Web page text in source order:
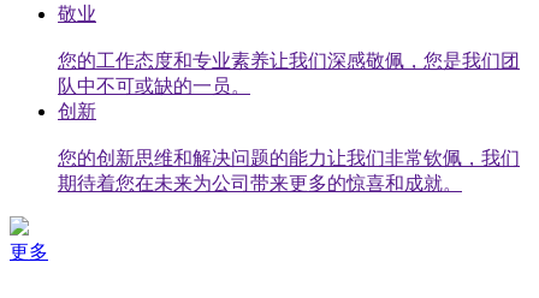
敬业
您的工作态度和专业素养让我们深感敬佩，您是我们团
队中不可或缺的一员。
创新
您的创新思维和解决问题的能力让我们非常钦佩，我们
期待着您在未来为公司带来更多的惊喜和成就。
更多